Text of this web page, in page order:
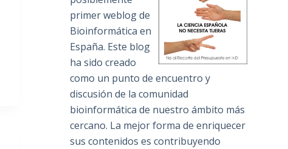
primer weblog de
Bioinformática en
España. Este blog
ha sido creado
como un punto de encuentro y
discusión de la comunidad
bioinformática de nuestro ámbito más
cercano. La mejor forma de enriquecer
sus contenidos es contribuyendo